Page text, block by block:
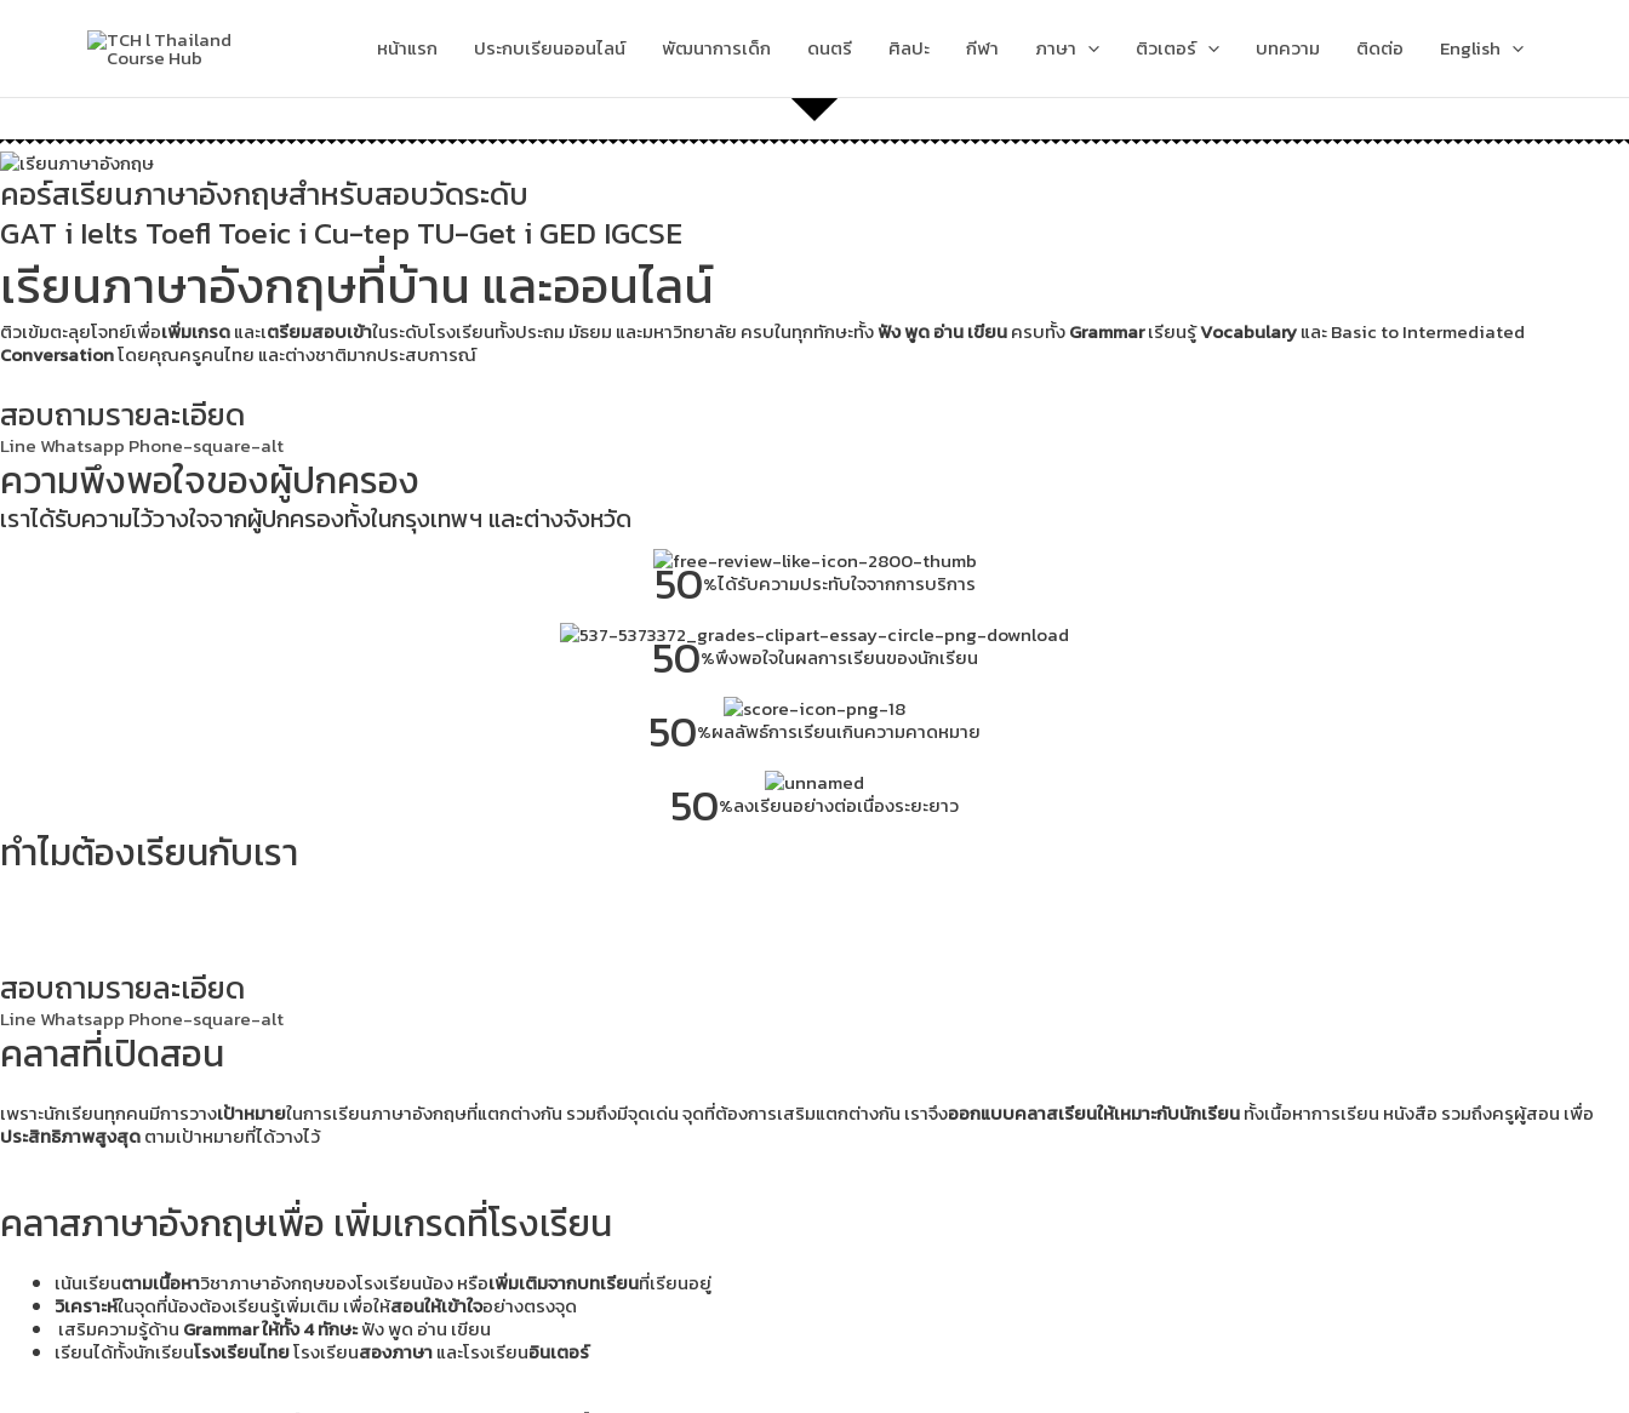
หน้าแรก ประกบเรียนออนไลน์ พัฒนาการเด็ก ดนตรี ศิลปะ กีฬา ภาษา ติวเตอร์ บทความ ติดต่อ English
คอร์สเรียนภาษาอังกฤษสำหรับสอบวัดระดับ
GAT i Ielts Toefl Toeic i Cu-tep TU-Get i GED IGCSE
เรียนภาษาอังกฤษที่บ้าน และออนไลน์
ติวเข้มตะลุยโจทย์เพื่อเพิ่มเกรดและเตรียมสอบเข้าในระดับโรงเรียนทั้งประถม มัธยม และมหาวิทยาลัย ครบในทุกทักษะทั้งฟัง พูด อ่าน เขียนครบทั้งGrammarเรียนรู้Vocabularyและ Basic to Intermediated
Conversationโดยคุณครูคนไทย และต่างชาติมากประสบการณ์
สอบถามรายละเอียด
Line Whatsapp Phone-square-alt
เน้นการ วิเคราะห์ถึงจุดเด่น และจุดที่ต้องพัฒนาเพิ่มเติมของนักเรียนเป็นสำคัญ เพื่อเลือกใช้หลักสูตร
เรียนGrammarตั้งแต่ระดับพื้นฐานถึงระดับสูง
เตรียมความพร้อมในการทำข้อสอบ GAT ,Ielts, Toefl, Toeic, Cu-tep, TU-Get, GED และ IGCSE เพื่อ
ทั้งคุณครูไทย และต่างชาติ ที่เน้นให้เรียนรู้โดยความเข้าใจ ไม่ใช่การจดจำ
ความพึงพอใจของผู้ปกครอง
เราได้รับความไว้วางใจจากผู้ปกครองทั้งในกรุงเทพฯ และต่างจังหวัด
50%ได้รับความประทับใจจากการบริการ
50%พึงพอใจในผลการเรียนของนักเรียน
50%ผลลัพธ์การเรียนเกินความคาดหมาย
50%ลงเรียนอย่างต่อเนื่องระยะยาว
ทำไมต้องเรียนกับเรา
สอบถามรายละเอียด
Line Whatsapp Phone-square-alt
คลาสที่เปิดสอน
เพราะนักเรียนทุกคนมีการวางเป้าหมายในการเรียนภาษาอังกฤษที่แตกต่างกัน รวมถึงมีจุดเด่น จุดที่ต้องการเสริมแตกต่างกัน เราจึงออกแบบคลาสเรียนให้เหมาะกับนักเรียนทั้งเนื้อหาการเรียน หนังสือ รวมถึงครูผู้สอน เพื่อ
ประสิทธิภาพสูงสุดตามเป้าหมายที่ได้วางไว้
คลาสภาษาอังกฤษเพื่อ เพิ่มเกรดที่โรงเรียน
เน้นเรียนตามเนื้อหาวิชาภาษาอังกฤษของโรงเรียนน้อง หรือเพิ่มเติมจากบทเรียนที่เรียนอยู่
วิเคราะห์ในจุดที่น้องต้องเรียนรู้เพิ่มเติม เพื่อให้สอนให้เข้าใจอย่างตรงจุด
เสริมความรู้ด้าน Grammar ให้ทั้ง 4 ทักษะฟัง พูด อ่าน เขียน
เรียนได้ทั้งนักเรียนโรงเรียนไทยโรงเรียนสองภาษาและโรงเรียนอินเตอร์